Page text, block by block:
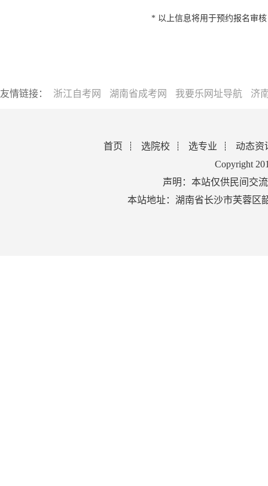
* 以上信息将用于预约报名审
友情链接： 浙江自考网 湖南省成考网 我要乐网址导航 济
首页 选院校 选专业
动态资
Copyright
声明：本站仅供民间交
本站地址：湖南省长沙市芙蓉区